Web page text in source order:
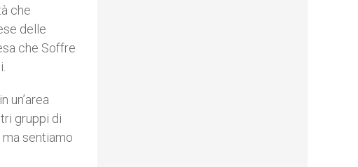
che
delle
che Soffre
un’area
gruppi di
sentiamo